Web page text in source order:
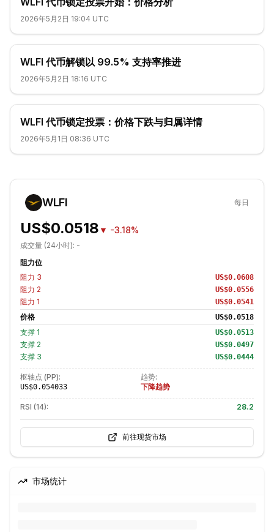
2026年5月2日 19:04 UTC
WLFI 代币解锁以 99.5% 支持率推进
2026年5月2日 18:16 UTC
WLFI 代币锁定投票：价格下跌与归属详情
2026年5月1日 08:36 UTC
WLFI 每日
US$0.0518 ▼ -3.18%
成交量 (24小时): -
阻力位
阻力 3 US$0.0608
阻力 2 US$0.0556
阻力 1 US$0.0541
价格 US$0.0518
支撑 1 US$0.0513
支撑 2 US$0.0497
支撑 3 US$0.0444
枢轴点 (PP):
US$0.054033
趋势:
下降趋势
RSI (14): 28.2
前往现货市场
市场统计